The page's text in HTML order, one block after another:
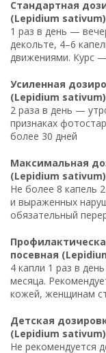
Стандартная
(Lepidium sativum)
1 раз в день —
декольте, 4–6
движениями. Курс
Усиленная
(Lepidium sativum)
2 раза в день —
признаках
более 30 дней
Максимальная
(Lepidium sativum)
Не более 8 капель
и выраженных
обязательный
посевная
4 капли 1 раз в
месяца.
кожей, женщинам
Детская
(Lepidium sativum)
Не рекомендуется